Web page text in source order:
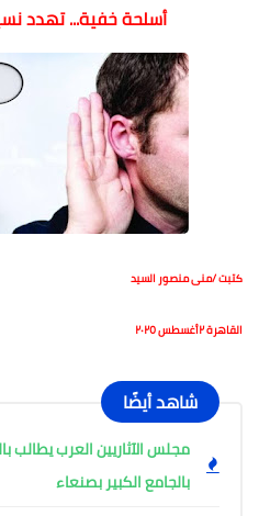
أسلحة خفية... تهدد
كتبت /منى منصور السيد
القاهرة ٢أغسطس ٢٠٢٥
شاهد أيضًا
مجلس الآثاريين العرب يطالب
بالجامع الكبير بصنعاء